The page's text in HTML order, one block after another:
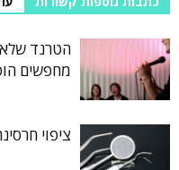
הטרנד שלא
מחפשים
ציפוי